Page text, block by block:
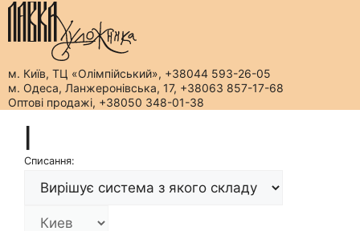
м. Київ, ТЦ «Олімпійський», +38044 593-26-05
м. Одеса, Ланжеронівська, 17, +38063 857-17-68
Оптові продажі, +38050 348-01-38
вмістуСписання: